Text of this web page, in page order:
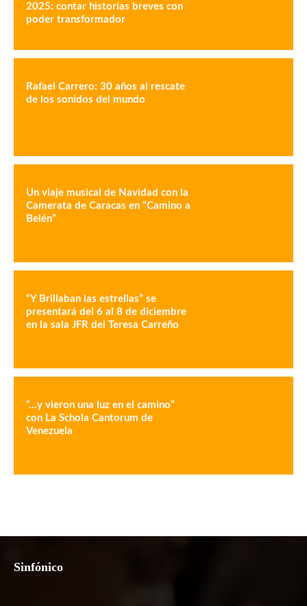
2025: contar historias breves con
poder transformador
Rafael Carrero: 30 años al rescate
de los sonidos del mundo
Un viaje musical de Navidad con la
Camerata de Caracas en “Camino a
Belén”
“Y Brillaban las estrellas” se
presentará del 6 al 8 de diciembre
en la sala JFR del Teresa Carreño
“…y vieron una luz en el camino”
con La Schola Cantorum de
Venezuela
Sinfónico